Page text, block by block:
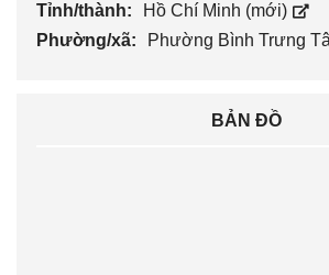
Tỉnh/thành:
Hồ Chí Minh (mới)
Phường/xã:
Phường Bình Trưng
BẢN ĐỒ